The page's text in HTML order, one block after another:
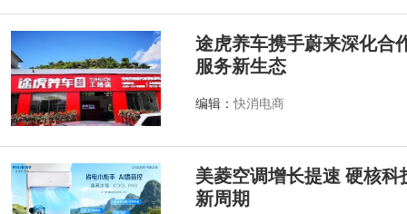
途虎养车携手蔚来深化合
服务新生态
编辑：快消电商
美菱空调增长提速 硬核
新周期